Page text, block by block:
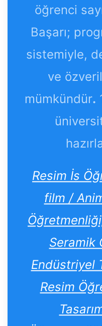
öğrenci
Başarı;
sistemiyle,
ve
mümkündür.
Resim İs
film /
Seramik
Endüstriyel
Resim